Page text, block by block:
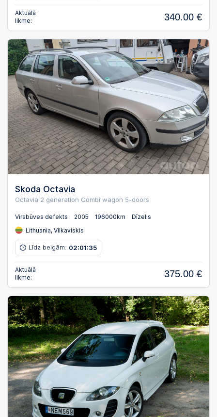
Aktuālā
likme:
340.00 €
Skoda Octavia
Octavia 2 generation Combi wagon 5-doors
Virsbūves defekts 2005 196000km
Dīzelis
Lithuania, Vilkaviskis
Līdz beigām: 02:01:34
Aktuālā
likme:
375.00 €